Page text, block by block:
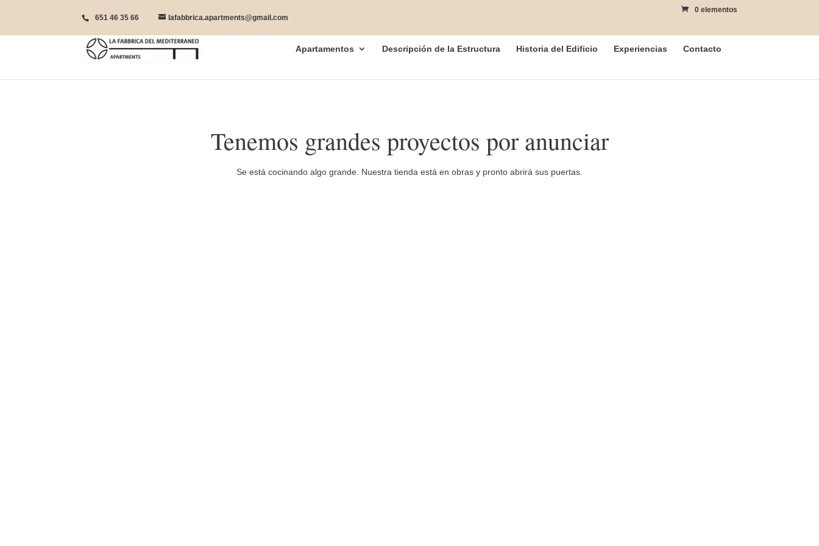
651 46 35 66 lafabbrica.apartments@gmail.com
0 elementos
Apartamentos Descripción de la Estructura Historia del Edificio Experiencias Contacto
Tenemos grandes proyectos por anunciar
Se está cocinando algo grande. Nuestra tienda está en obras y pronto abrirá sus puertas.